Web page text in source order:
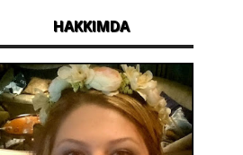
HAKKIMDA